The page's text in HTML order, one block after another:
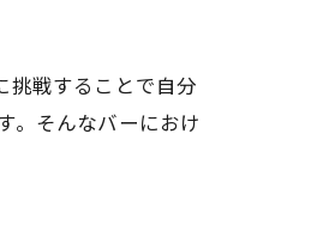
挑戦することで自分
。そんなバーにおけ